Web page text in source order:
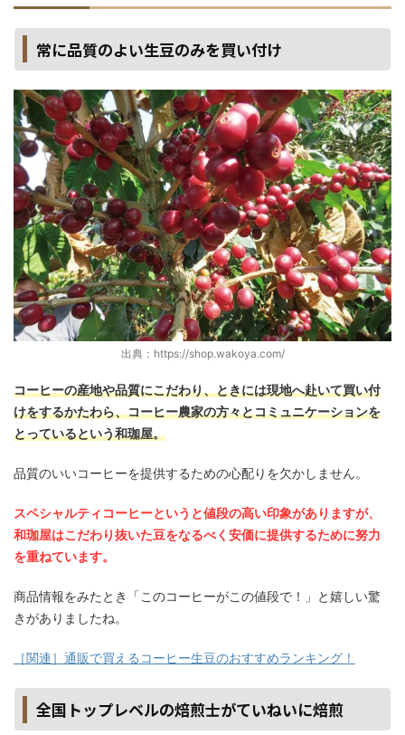
常に品質のよい生豆のみを買い付け
出典：https://shop.wakoya.com/
コーヒーの産地や品質にこだわり、ときには現地へ赴いて買い付
けをするかたわら、コーヒー農家の方々とコミュニケーションを
とっているという和珈屋。
品質のいいコーヒーを提供するための心配りを欠かしません。
スペシャルティコーヒーというと値段の高い印象がありますが、
和珈屋はこだわり抜いた豆をなるべく安価に提供するために努力
を重ねています。
商品情報をみたとき「このコーヒーがこの値段で！」と嬉しい驚
きがありましたね。
［関連］通販で買えるコーヒー生豆のおすすめランキング！
全国トップレベルの焙煎士がていねいに焙煎